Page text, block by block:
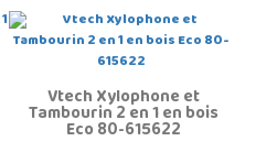
Vtech Xylophone et
Tambourin 2 en 1 en bois
Eco 80-615622